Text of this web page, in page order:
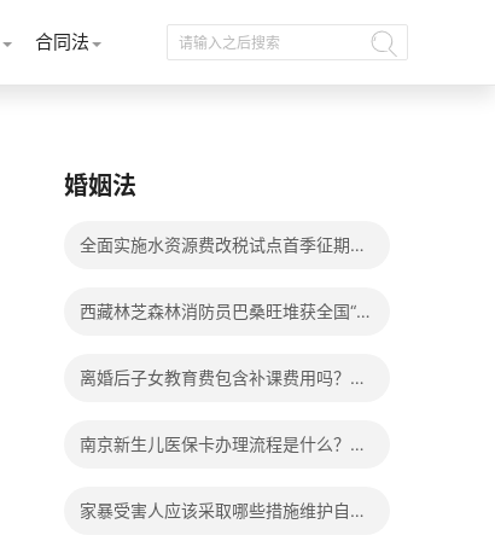
合同法
婚姻法
全面实施水资源费改税试点首季征期整
西藏林芝森林消防员巴桑旺堆获全国“火
离婚后子女教育费包含补课费用吗？离
南京新生儿医保卡办理流程是什么？办
家暴受害人应该采取哪些措施维护自己